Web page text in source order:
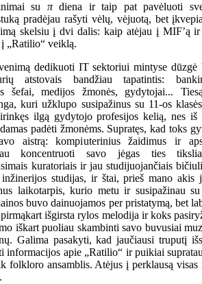
su πdiena ir taip pat pavėluoti
pradėjau rašyti vėlų, vėjuotą, bet
skelsiu į dvi dalis: kaip atėjau į MIF’ą
„Ratilio“ veiklą.
dedikuoti IT sektoriui mintyse dūzgė
atstovais bandžiau tapatintis:
šefai, medijos žmonės, gydytojai...
kuri užklupo susipažinus su 11-os
ilgą gydytojo profesijos kelią, nes iš
padėti žmonėms. Supratęs, kad toks
aistrą: kompiuterinius žaidimus ir
koncentruoti savo jėgas ties
kuratoriais ir jau studijuojančiais
studijas, ir štai, prieš mano akis
laikotarpis, kurio metu ir susipažinau
buvo dainuojamos per pristatymą, bet
išgirsta rylos melodija ir koks
iškart puoliau skambinti savo buvusiai
Galima pasakyti, kad jaučiausi truputį
informacijos apie „Ratilio“ ir puikiai
folkloro ansamblis. Atėjus į perklausą visas